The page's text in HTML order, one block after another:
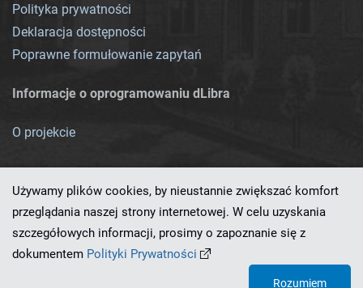
Polityka prywatności
Deklaracja dostępności
Poprawne formułowanie zapytań
Informacje o oprogramowaniu dLibra
O projekcie
Ten serwis działa dzięki oprogramowaniu
Używamy plików cookies, by nieustannie zwiększać komfort
przeglądania naszej strony internetowej. W celu uzyskania
szczegółowych informacji, prosimy o zapoznanie się z
dokumentem Polityki Prywatności
Rozumiem